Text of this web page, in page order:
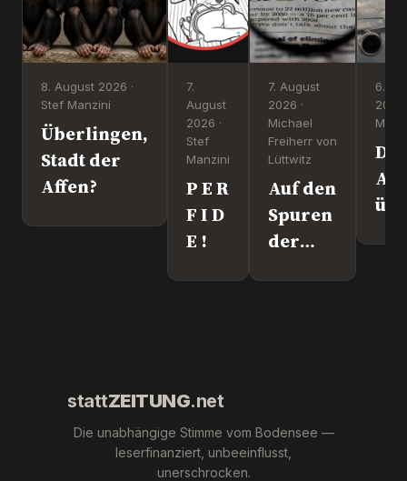
8. August 2026 ·
Stef Manzini
Überlingen,
Stadt der
Affen?
7.
August
2026 ·
Stef
Manzini
P E R
F I D
E !
7. August
2026 ·
Michael
Freiherr von
Lüttwitz
Auf den
Spuren
der
6.
2026
stattZEITUNG.net
Die unabhängige Stimme vom Bodensee —
leserfinanziert, unbeeinflusst,
unerschrocken.